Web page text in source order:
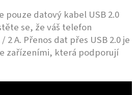
pouze datový kabel USB 2.0
se, že váš telefon
2 A. Přenos dat přes USB 2.0 je
zařízeními, která podporují